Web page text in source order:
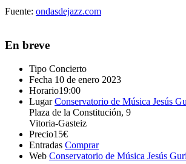
Fuente: ondasdejazz.com
En breve
Tipo Concierto
Fecha 10 de enero 2023
Horario19:00
Lugar Conservatorio de Música Jesús
Plaza de la Constitución, 9
Vitoria-Gasteiz
Precio15€
Entradas Comprar
Web Conservatorio de Música Jesús